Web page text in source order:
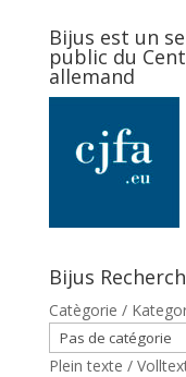
Bijus est un
public du
allemand
Bijus
Catègorie /
Plein texte /